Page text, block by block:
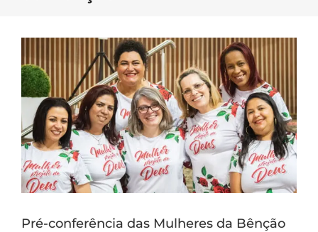
Pré-conferência das Mulheres da Bênção